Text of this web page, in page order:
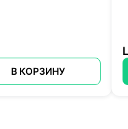
В КОРЗИНУ